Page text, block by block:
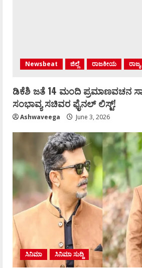
Newsbeat ಜಿಲ್ಲೆ ರಾಜಕೀಯ ರಾಜ್ಯ
ಡಿಕೆಶಿ ಜತೆ 14 ಮಂದಿ ಪ್ರಮಾಣವಚನ
ಸಂಭಾವ್ಯ ಸಚಿವರ ಫೈನಲ್ ಲಿಸ್ಟ್‌!
Ashwaveega June 3, 2026
ಸಿನಿಮಾ ಸಿನಿಮಾ ಸುದ್ದಿ